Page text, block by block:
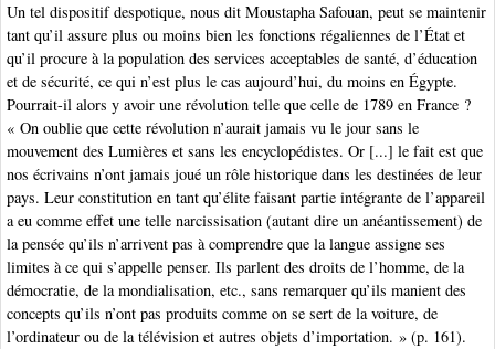
Un tel dispositif despotique, nous dit Moustapha Safouan, peut se maintenir
tant qu’il assure plus ou moins bien les fonctions régaliennes de l’État et
qu’il procure à la population des services acceptables de santé, d’éducation
et de sécurité, ce qui n’est plus le cas aujourd’hui, du moins en Égypte.
Pourrait-il alors y avoir une révolution telle que celle de 1789 en France ?
« On oublie que cette révolution n’aurait jamais vu le jour sans le
mouvement des Lumières et sans les encyclopédistes. Or [...] le fait est que
nos écrivains n’ont jamais joué un rôle historique dans les destinées de leur
pays. Leur constitution en tant qu’élite faisant partie intégrante de l’appareil
a eu comme effet une telle narcissisation (autant dire un anéantissement) de
la pensée qu’ils n’arrivent pas à comprendre que la langue assigne ses
limites à ce qui s’appelle penser. Ils parlent des droits de l’homme, de la
démocratie, de la mondialisation, etc., sans remarquer qu’ils manient des
concepts qu’ils n’ont pas produits comme on se sert de la voiture, de
l’ordinateur ou de la télévision et autres objets d’importation. » (p. 161).